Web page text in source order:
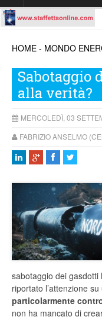
HOME - MONDO
Sabotaggio
alla verità?
MERCOLEDÌ, 03
FABRIZIO ANSELMO
sabotaggio dei gasdotti
riportato l’attenzione su
particolarmente
non ha mancato di